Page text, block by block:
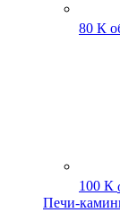
80 К
100 К
Печи-